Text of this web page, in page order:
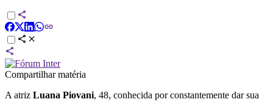
Compartilhar matéria
A atriz Luana Piovani, 48, conhecida por constantemente dar sua